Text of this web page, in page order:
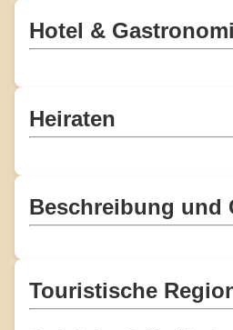
Hotel &
Heiraten
Beschreibung und
Touristische